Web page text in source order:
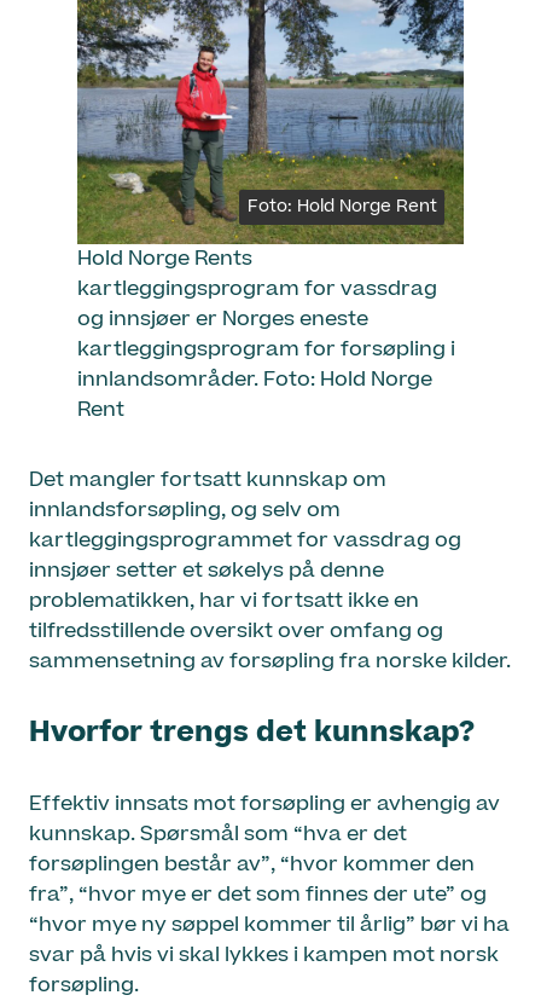
Foto: Hold Norge Rent
Hold Norge Rents
kartleggingsprogram for vassdrag
og innsjøer er Norges eneste
kartleggingsprogram for forsøpling i
innlandsområder. Foto: Hold Norge
Rent
Det mangler fortsatt kunnskap om
innlandsforsøpling, og selv om
kartleggingsprogrammet for vassdrag og
innsjøer setter et søkelys på denne
problematikken, har vi fortsatt ikke en
tilfredsstillende oversikt over omfang og
sammensetning av forsøpling fra norske kilder.
Hvorfor trengs det kunnskap?
Effektiv innsats mot forsøpling er avhengig av
kunnskap. Spørsmål som “hva er det
forsøplingen består av”, “hvor kommer den
fra”, “hvor mye er det som finnes der ute” og
“hvor mye ny søppel kommer til årlig” bør vi ha
svar på hvis vi skal lykkes i kampen mot norsk
forsøpling.